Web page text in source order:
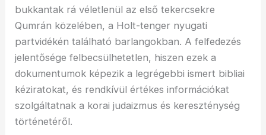
bukkantak rá véletlenül az első tekercsekre
Qumrán közelében, a Holt-tenger nyugati
partvidékén található barlangokban. A felfedezés
jelentősége felbecsülhetetlen, hiszen ezek a
dokumentumok képezik a legrégebbi ismert bibliai
kéziratokat, és rendkívül értékes információkat
szolgáltatnak a korai judaizmus és kereszténység
történetéről.